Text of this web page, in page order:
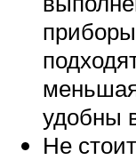
удобны
Не